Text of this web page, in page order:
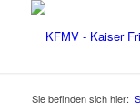
Sie befinden sich hier: